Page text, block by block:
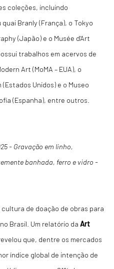
coleções, incluindo
Branly (França), o Tokyo
(Japão) e o Musée d'Art
trabalhos em acervos de
Art (MoMA – EUA), o
Unidos) e o Museo
(Espanha), entre outros.
- Gravação em linho,
banhada, ferro e vidro -
de doação de obras para
Brasil. Um relatório da Art
que, dentre os mercados
índice global de intenção de